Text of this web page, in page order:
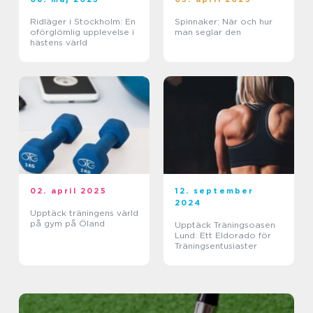
Ridläger i Stockholm: En
oförglömlig upplevelse i
hästens värld
Spinnaker: När och hur
man seglar den
02. april 2025
Upptäck träningens värld
på gym på Öland
12. september
2024
Upptäck Träningsoasen
Lund: Ett Eldorado för
Träningsentusiaster